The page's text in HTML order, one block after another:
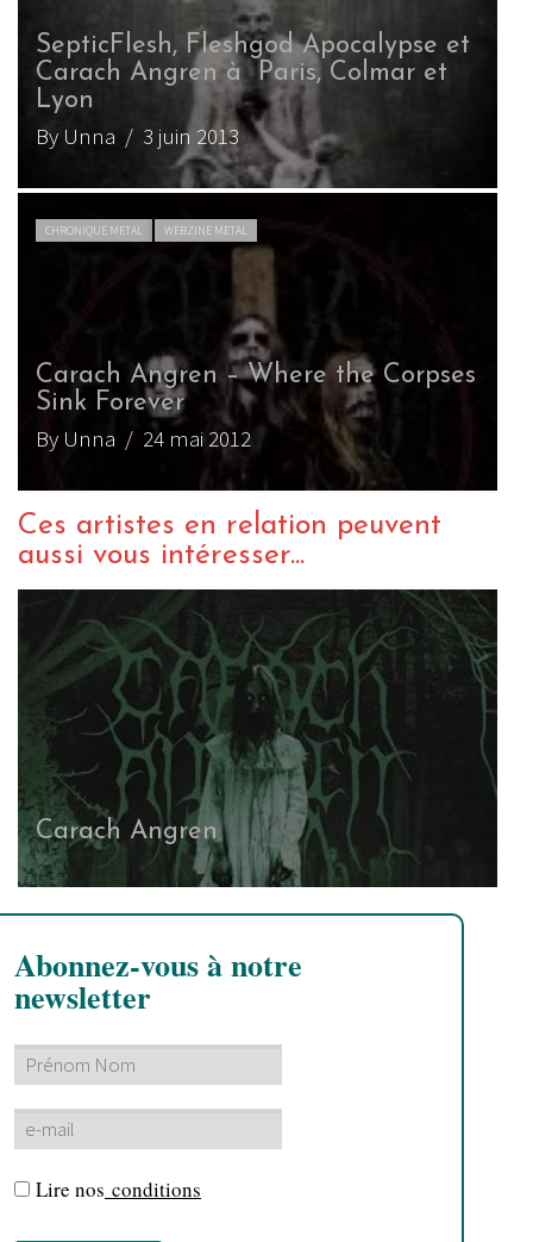
SepticFlesh, Fleshgod Apocalypse et
Carach Angren à Paris, Colmar et
Lyon
By Unna / 3 juin 2013
CHRONIQUE METAL WEBZINE METAL
Carach Angren – Where the Corpses
Sink Forever
By Unna / 24 mai 2012
Ces artistes en relation peuvent
aussi vous intéresser...
Carach Angren
Abonnez-vous à notre
newsletter
Lire nos conditions